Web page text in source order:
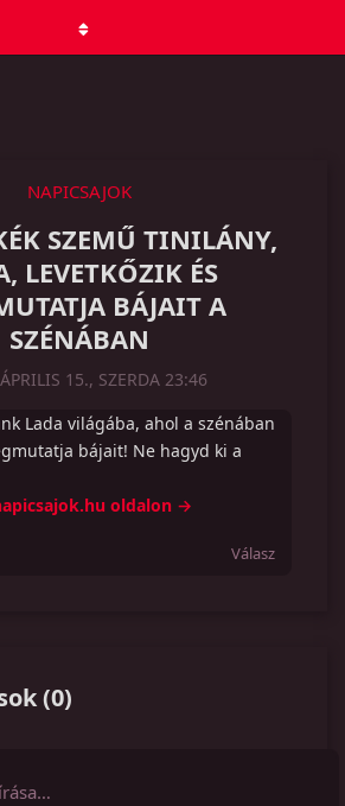
NAPICSAJOK
SZEMŰ TINILÁNY,
LEVETKŐZIK ÉS
BÁJAIT A
SZÉNÁBAN
15., SZERDA 23:46
Lada világába, ahol a szénában
bájait! Ne hagyd ki a
oldalon →
Válasz
(0)